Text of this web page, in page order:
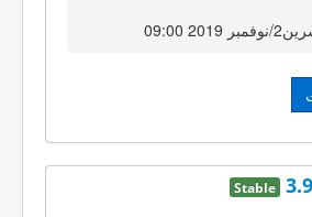
Stable